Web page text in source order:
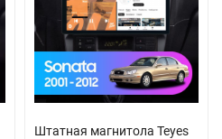
Штатная магнитола Teyes